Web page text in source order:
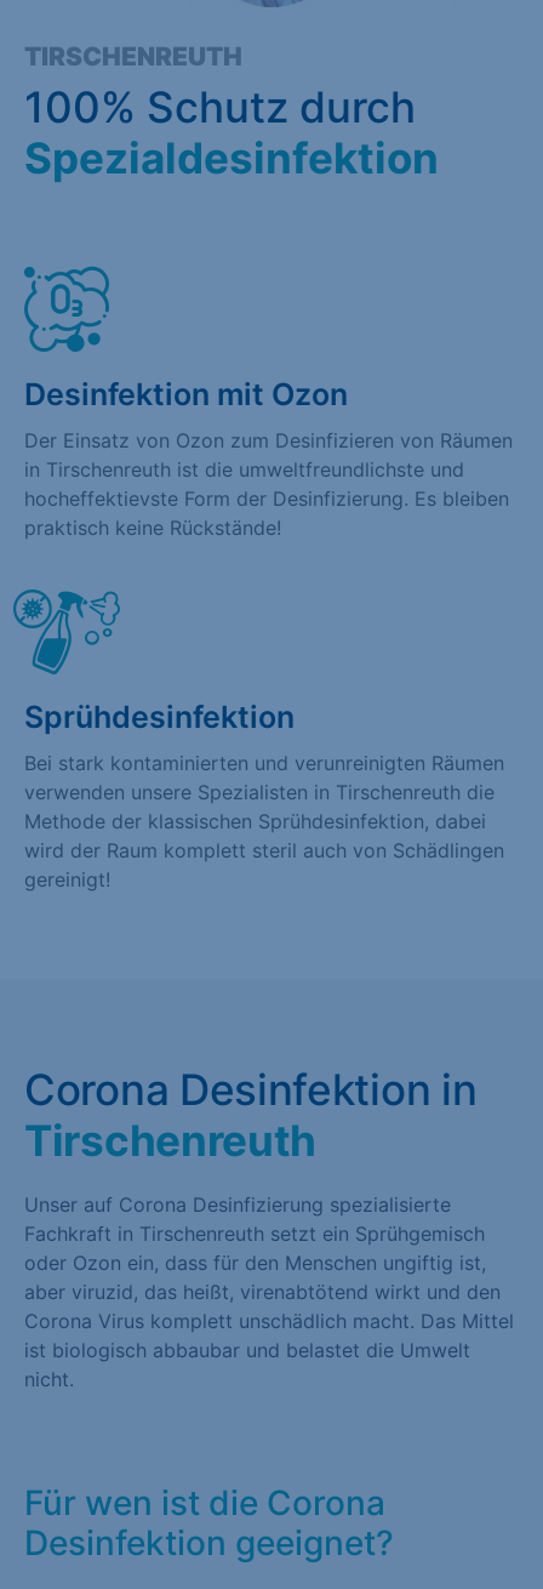
TIRSCHENREUTH
100% Schutz durch
Spezialdesinfektion
Desinfektion mit Ozon
Der Einsatz von Ozon zum Desinfizieren von Räumen
in Tirschenreuth ist die umweltfreundlichste und
hocheffektievste Form der Desinfizierung. Es bleiben
praktisch keine Rückstände!
Sprühdesinfektion
Bei stark kontaminierten und verunreinigten Räumen
verwenden unsere Spezialisten in Tirschenreuth die
Methode der klassischen Sprühdesinfektion, dabei
wird der Raum komplett steril auch von Schädlingen
gereinigt!
Corona Desinfektion in
Tirschenreuth
Unser auf Corona Desinfizierung spezialisierte
Fachkraft in Tirschenreuth setzt ein Sprühgemisch
oder Ozon ein, dass für den Menschen ungiftig ist,
aber viruzid, das heißt, virenabtötend wirkt und den
Corona Virus komplett unschädlich macht. Das Mittel
ist biologisch abbaubar und belastet die Umwelt
nicht.
Für wen ist die Corona
Desinfektion geeignet?